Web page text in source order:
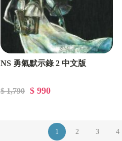
NS 勇氣默示錄 2 中文版
$ 1,790 $ 990
1 2 3 4